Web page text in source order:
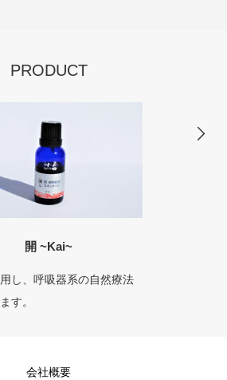
PRODUCT
器系の自然療法
会社概要